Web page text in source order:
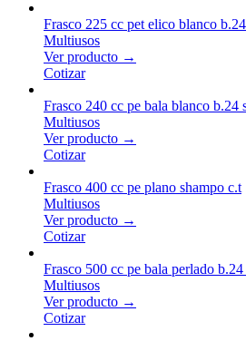
Frasco 225 cc pet elico blanco
Multiusos
Ver producto →
Cotizar
Frasco 240 cc pe bala blanco b.24
Multiusos
Ver producto →
Cotizar
Frasco 400 cc pe plano shampo c.t
Multiusos
Ver producto →
Cotizar
Frasco 500 cc pe bala perlado b.24
Multiusos
Ver producto →
Cotizar